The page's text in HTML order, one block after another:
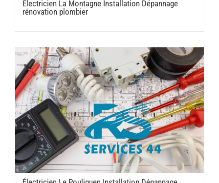
Électricien La Montagne Installation Dépannage
rénovation plombier